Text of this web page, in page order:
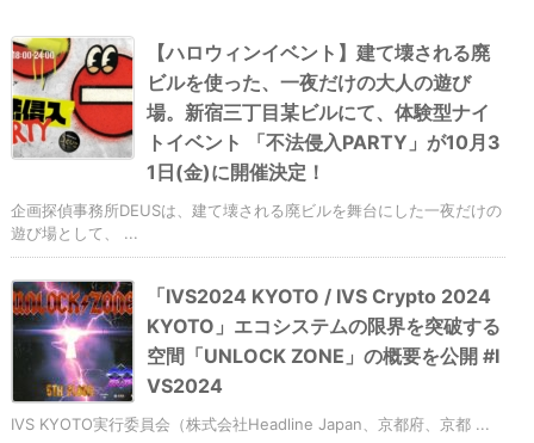
【ハロウィンイベント】建て壊される廃
ビルを使った、一夜だけの大人の遊び
場。新宿三丁目某ビルにて、体験型ナイ
トイベント 「不法侵入PARTY」が10月3
1日(金)に開催決定！
企画探偵事務所DEUSは、建て壊される廃ビルを舞台にした一夜だけの
遊び場として、 ...
「IVS2024 KYOTO / IVS Crypto 2024
KYOTO」エコシステムの限界を突破する
空間「UNLOCK ZONE」の概要を公開 #I
VS2024
IVS KYOTO実行委員会（株式会社Headline Japan、京都府、京都 ...